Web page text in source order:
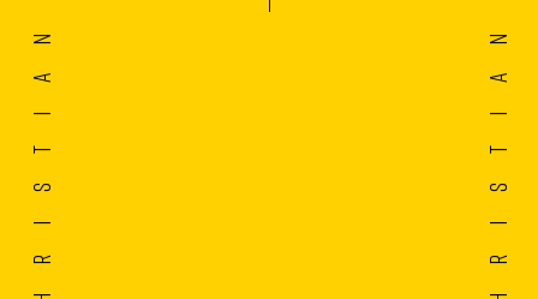
Christian Christian